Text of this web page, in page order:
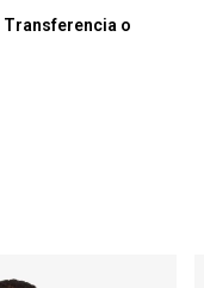
Transferencia o